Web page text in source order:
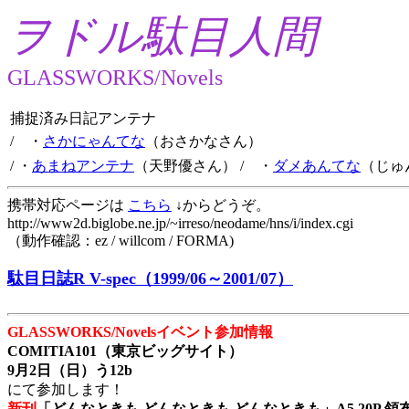
ヲドル駄目人間
GLASSWORKS/Novels
捕捉済み日記アンテナ
/ ・ さかにゃんてな （おさかなさん）
/ ・ あまねアンテナ （天野優さん） / ・ ダメあんてな （じ
携帯対応ページは こちら ↓からどうぞ。
http://www2d.biglobe.ne.jp/~irreso/neodame/hns/i/index.cgi
（動作確認：ez / willcom / FORMA)
駄目日誌R V-spec（1999/06～2001/07）
GLASSWORKS/Novelsイベント参加情報
COMITIA101（東京ビッグサイト）
9月2日（日）う12b
にて参加します！